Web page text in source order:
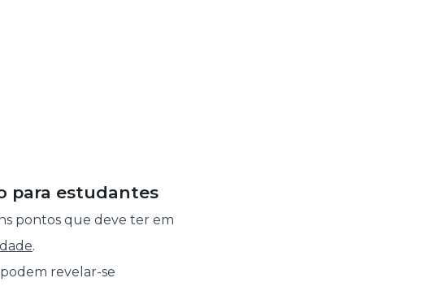
para estudantes
pontos que deve ter em
.
revelar-se